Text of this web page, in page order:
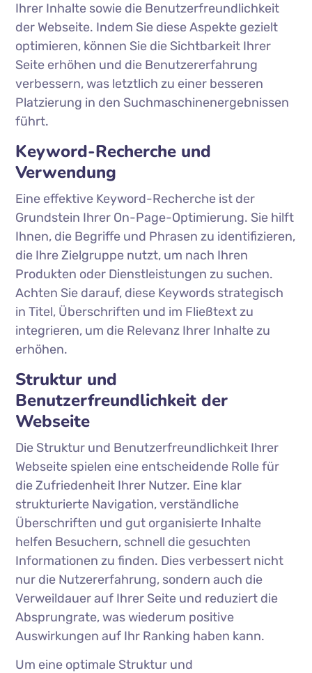
Ihrer Inhalte sowie die Benutzerfreundlichkeit
der Webseite. Indem Sie diese Aspekte gezielt
optimieren, können Sie die Sichtbarkeit Ihrer
Seite erhöhen und die Benutzererfahrung
verbessern, was letztlich zu einer besseren
Platzierung in den Suchmaschinenergebnissen
führt.
Keyword-Recherche und
Verwendung
Eine effektive Keyword-Recherche ist der
Grundstein Ihrer On-Page-Optimierung. Sie hilft
Ihnen, die Begriffe und Phrasen zu identifizieren,
die Ihre Zielgruppe nutzt, um nach Ihren
Produkten oder Dienstleistungen zu suchen.
Achten Sie darauf, diese Keywords strategisch
in Titel, Überschriften und im Fließtext zu
integrieren, um die Relevanz Ihrer Inhalte zu
erhöhen.
Struktur und
Benutzerfreundlichkeit der
Webseite
Die Struktur und Benutzerfreundlichkeit Ihrer
Webseite spielen eine entscheidende Rolle für
die Zufriedenheit Ihrer Nutzer. Eine klar
strukturierte Navigation, verständliche
Überschriften und gut organisierte Inhalte
helfen Besuchern, schnell die gesuchten
Informationen zu finden. Dies verbessert nicht
nur die Nutzererfahrung, sondern auch die
Verweildauer auf Ihrer Seite und reduziert die
Absprungrate, was wiederum positive
Auswirkungen auf Ihr Ranking haben kann.
Um eine optimale Struktur und